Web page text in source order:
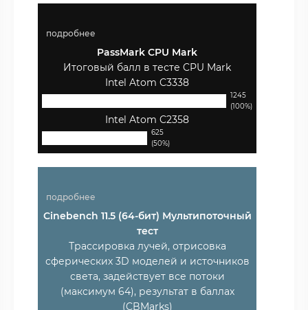
подробнее
PassMark CPU Mark
Итоговый балл в тесте CPU Mark
Intel Atom C3338
1245
(100%)
Intel Atom C2358
625
(50%)
подробнее
Cinebench 11.5 (64-бит) Мультипоточный
тест
Трассировка лучей, отрисовка
сферических 3D моделей и источников
света, задействует все потоки
(максимум 64), результат в баллах
(CBMarks)